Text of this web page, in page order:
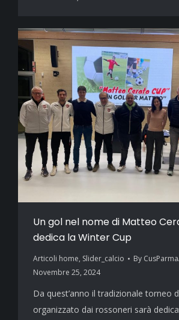
Un gol nel nome di Matteo
dedica la Winter Cup
Articoli home, Slider_calcio By
Novembre 25, 2024
Da quest’anno il tradizionale torneo
organizzato dai rossoneri sarà